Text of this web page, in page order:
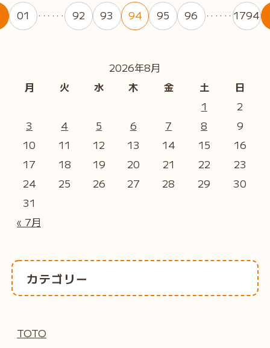
01 ・・・・・・ 92 93 94 95 96 ・・・・・・ 1794
2026年8月
月
火 水 木 金 土 日
« 7月
1
2
3
4 5 6 7 8
9
10
11 12 13 14 15
16
17
18 19 20 21 22
23
24
25 26 27 28 29
30
31
カテゴリー
TOTO